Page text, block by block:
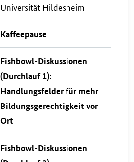
Universität Hildesheim
Kaffeepause
Fishbowl-Diskussionen
(Durchlauf 1):
Handlungsfelder für mehr
Bildungsgerechtigkeit vor
Ort
Fishbowl-Diskussionen